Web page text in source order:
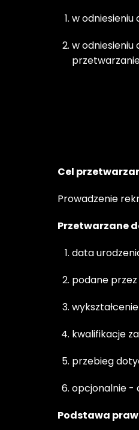
w
w
Cel
Prowadzenie
Przetwarzane
data
podane
wykształcenie
kwalifikacje
przebieg
opcjonalnie -
Podstawa